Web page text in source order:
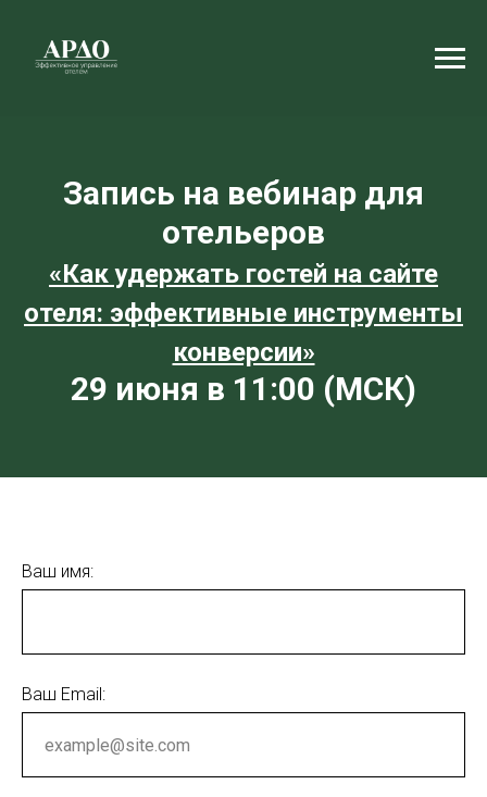
Запись на вебинар для
отельеров
«Как удержать гостей на сайте
отеля: эффективные инструменты
конверсии»
29 июня в 11:00 (МСК)
Ваш имя:
Ваш Email: